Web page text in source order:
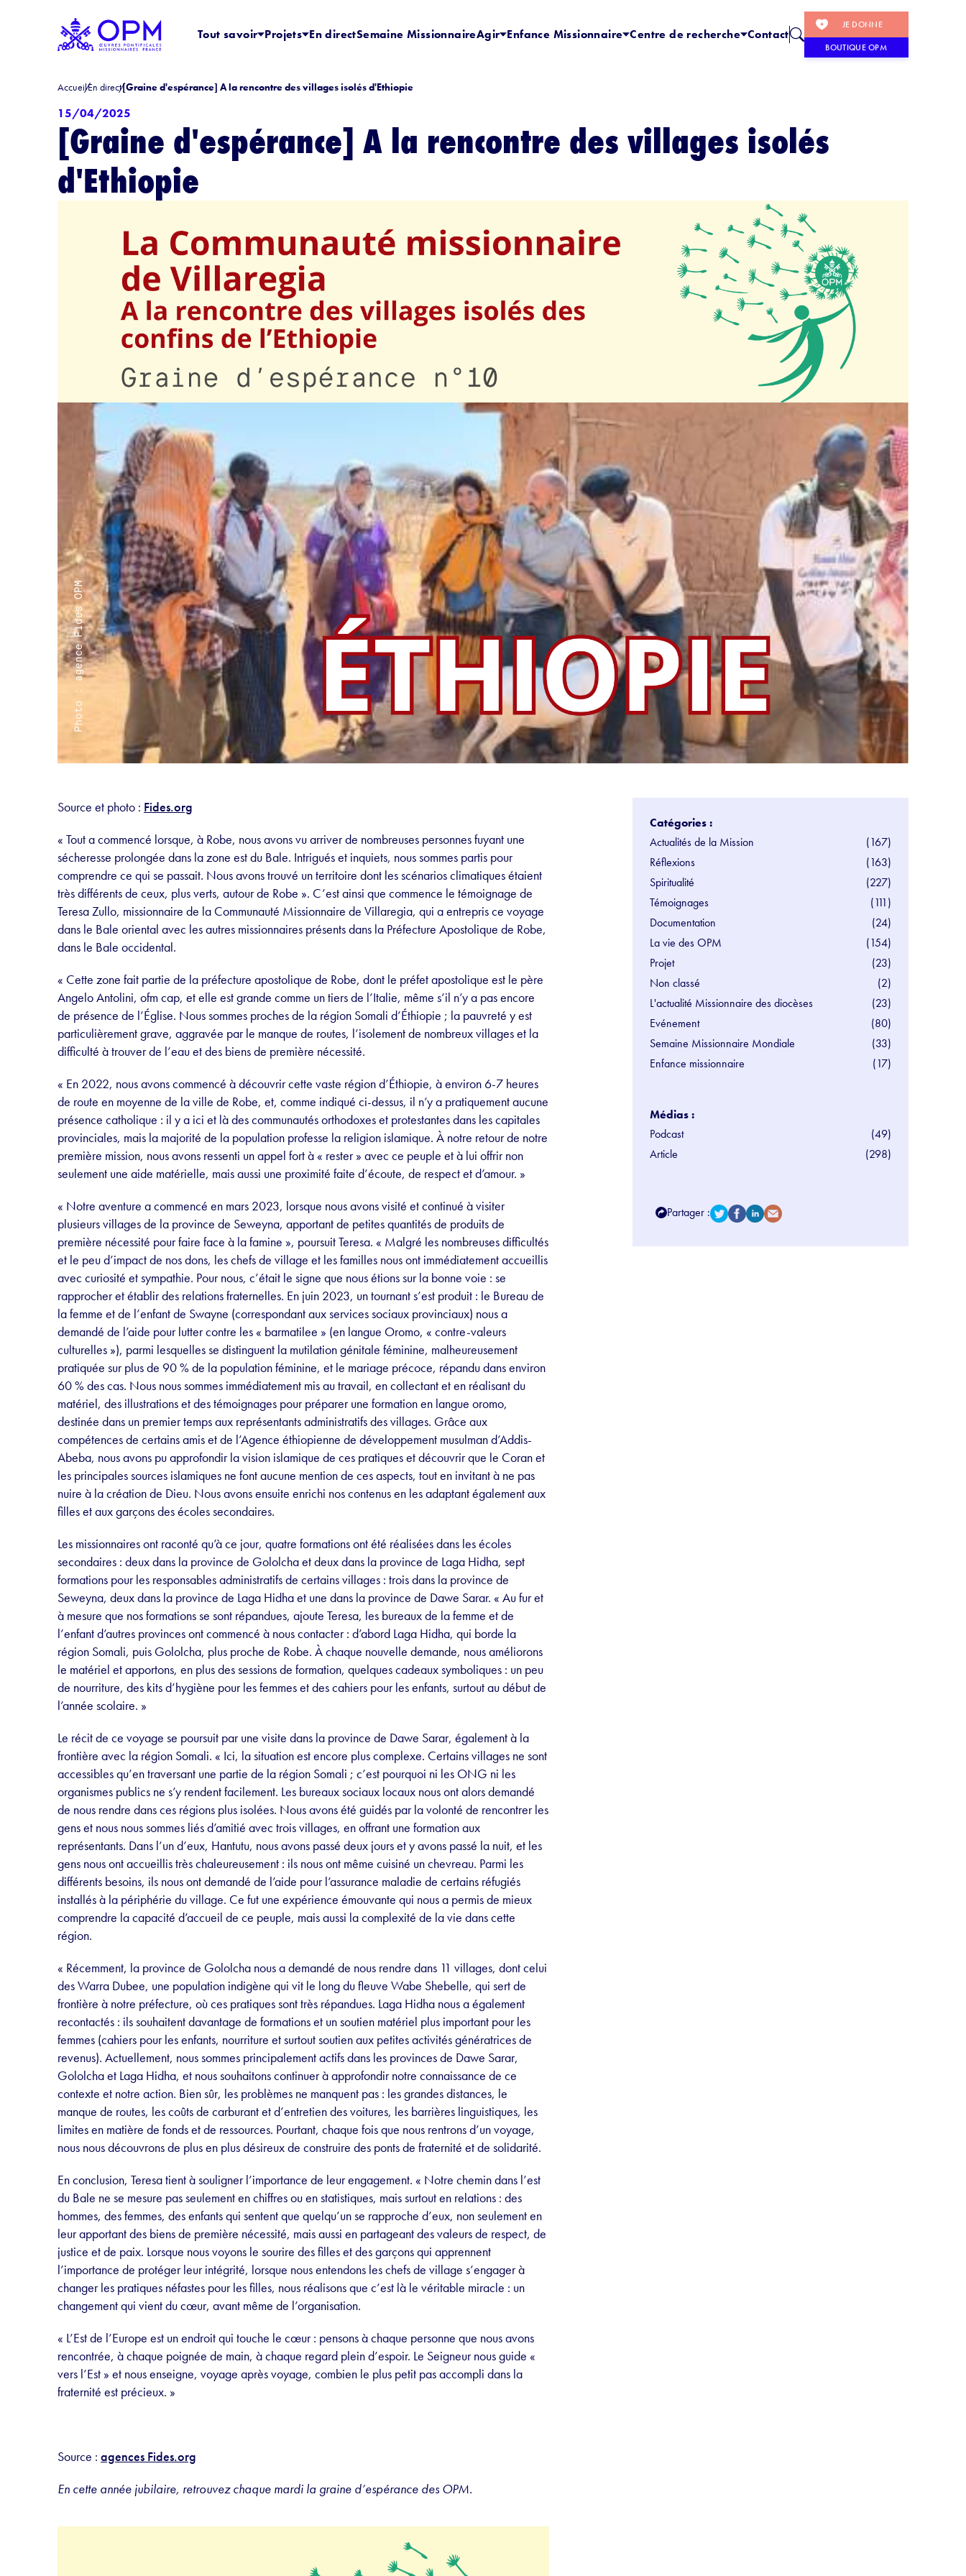
Tout savoir Projets En directSemaine MissionnaireAgir Enfance Missionnaire Centre de recherche Contact
JE DONNE
BOUTIQUE OPM
AccueilEn direct[Graine d'espérance] A la rencontre des villages isolés d'Ethiopie
15/04/2025
[Graine d'espérance] A la rencontre des villages isolés
d'Ethiopie
Source et photo : Fides.org
« Tout a commencé lorsque, à Robe, nous avons vu arriver de nombreuses personnes fuyant une
sécheresse prolongée dans la zone est du Bale. Intrigués et inquiets, nous sommes partis pour
comprendre ce qui se passait. Nous avons trouvé un territoire dont les scénarios climatiques étaient
très différents de ceux, plus verts, autour de Robe ». C’est ainsi que commence le témoignage de
Teresa Zullo, missionnaire de la Communauté Missionnaire de Villaregia, qui a entrepris ce voyage
dans le Bale oriental avec les autres missionnaires présents dans la Préfecture Apostolique de Robe,
dans le Bale occidental.
« Cette zone fait partie de la préfecture apostolique de Robe, dont le préfet apostolique est le père
Angelo Antolini, ofm cap, et elle est grande comme un tiers de l’Italie, même s’il n’y a pas encore
de présence de l’Église. Nous sommes proches de la région Somali d’Éthiopie ; la pauvreté y est
particulièrement grave, aggravée par le manque de routes, l’isolement de nombreux villages et la
difficulté à trouver de l’eau et des biens de première nécessité.
« En 2022, nous avons commencé à découvrir cette vaste région d’Éthiopie, à environ 6-7 heures
de route en moyenne de la ville de Robe, et, comme indiqué ci-dessus, il n’y a pratiquement aucune
présence catholique : il y a ici et là des communautés orthodoxes et protestantes dans les capitales
provinciales, mais la majorité de la population professe la religion islamique. À notre retour de notre
première mission, nous avons ressenti un appel fort à « rester » avec ce peuple et à lui offrir non
seulement une aide matérielle, mais aussi une proximité faite d’écoute, de respect et d’amour. »
« Notre aventure a commencé en mars 2023, lorsque nous avons visité et continué à visiter
plusieurs villages de la province de Seweyna, apportant de petites quantités de produits de
première nécessité pour faire face à la famine », poursuit Teresa. « Malgré les nombreuses difficultés
et le peu d’impact de nos dons, les chefs de village et les familles nous ont immédiatement accueillis
avec curiosité et sympathie. Pour nous, c’était le signe que nous étions sur la bonne voie : se
rapprocher et établir des relations fraternelles. En juin 2023, un tournant s’est produit : le Bureau de
la femme et de l’enfant de Swayne (correspondant aux services sociaux provinciaux) nous a
demandé de l’aide pour lutter contre les « barmatilee » (en langue Oromo, « contre-valeurs
culturelles »), parmi lesquelles se distinguent la mutilation génitale féminine, malheureusement
pratiquée sur plus de 90 % de la population féminine, et le mariage précoce, répandu dans environ
60 % des cas. Nous nous sommes immédiatement mis au travail, en collectant et en réalisant du
matériel, des illustrations et des témoignages pour préparer une formation en langue oromo,
destinée dans un premier temps aux représentants administratifs des villages. Grâce aux
compétences de certains amis et de l’Agence éthiopienne de développement musulman d’Addis-
Abeba, nous avons pu approfondir la vision islamique de ces pratiques et découvrir que le Coran et
les principales sources islamiques ne font aucune mention de ces aspects, tout en invitant à ne pas
nuire à la création de Dieu. Nous avons ensuite enrichi nos contenus en les adaptant également aux
filles et aux garçons des écoles secondaires.
Les missionnaires ont raconté qu’à ce jour, quatre formations ont été réalisées dans les écoles
secondaires : deux dans la province de Gololcha et deux dans la province de Laga Hidha, sept
formations pour les responsables administratifs de certains villages : trois dans la province de
Seweyna, deux dans la province de Laga Hidha et une dans la province de Dawe Sarar. « Au fur et
à mesure que nos formations se sont répandues, ajoute Teresa, les bureaux de la femme et de
l’enfant d’autres provinces ont commencé à nous contacter : d’abord Laga Hidha, qui borde la
région Somali, puis Gololcha, plus proche de Robe. À chaque nouvelle demande, nous améliorons
le matériel et apportons, en plus des sessions de formation, quelques cadeaux symboliques : un peu
de nourriture, des kits d’hygiène pour les femmes et des cahiers pour les enfants, surtout au début de
l’année scolaire. »
Le récit de ce voyage se poursuit par une visite dans la province de Dawe Sarar, également à la
frontière avec la région Somali. « Ici, la situation est encore plus complexe. Certains villages ne sont
accessibles qu’en traversant une partie de la région Somali ; c’est pourquoi ni les ONG ni les
organismes publics ne s’y rendent facilement. Les bureaux sociaux locaux nous ont alors demandé
de nous rendre dans ces régions plus isolées. Nous avons été guidés par la volonté de rencontrer les
gens et nous nous sommes liés d’amitié avec trois villages, en offrant une formation aux
représentants. Dans l’un d’eux, Hantutu, nous avons passé deux jours et y avons passé la nuit, et les
gens nous ont accueillis très chaleureusement : ils nous ont même cuisiné un chevreau. Parmi les
différents besoins, ils nous ont demandé de l’aide pour l’assurance maladie de certains réfugiés
installés à la périphérie du village. Ce fut une expérience émouvante qui nous a permis de mieux
comprendre la capacité d’accueil de ce peuple, mais aussi la complexité de la vie dans cette
région.
« Récemment, la province de Gololcha nous a demandé de nous rendre dans 11 villages, dont celui
des Warra Dubee, une population indigène qui vit le long du fleuve Wabe Shebelle, qui sert de
frontière à notre préfecture, où ces pratiques sont très répandues. Laga Hidha nous a également
recontactés : ils souhaitent davantage de formations et un soutien matériel plus important pour les
femmes (cahiers pour les enfants, nourriture et surtout soutien aux petites activités génératrices de
revenus). Actuellement, nous sommes principalement actifs dans les provinces de Dawe Sarar,
Gololcha et Laga Hidha, et nous souhaitons continuer à approfondir notre connaissance de ce
contexte et notre action. Bien sûr, les problèmes ne manquent pas : les grandes distances, le
manque de routes, les coûts de carburant et d’entretien des voitures, les barrières linguistiques, les
limites en matière de fonds et de ressources. Pourtant, chaque fois que nous rentrons d’un voyage,
nous nous découvrons de plus en plus désireux de construire des ponts de fraternité et de solidarité.
En conclusion, Teresa tient à souligner l’importance de leur engagement. « Notre chemin dans l’est
du Bale ne se mesure pas seulement en chiffres ou en statistiques, mais surtout en relations : des
hommes, des femmes, des enfants qui sentent que quelqu’un se rapproche d’eux, non seulement en
leur apportant des biens de première nécessité, mais aussi en partageant des valeurs de respect, de
justice et de paix. Lorsque nous voyons le sourire des filles et des garçons qui apprennent
l’importance de protéger leur intégrité, lorsque nous entendons les chefs de village s’engager à
changer les pratiques néfastes pour les filles, nous réalisons que c’est là le véritable miracle : un
changement qui vient du cœur, avant même de l’organisation.
« L’Est de l’Europe est un endroit qui touche le cœur : pensons à chaque personne que nous avons
rencontrée, à chaque poignée de main, à chaque regard plein d’espoir. Le Seigneur nous guide «
vers l’Est » et nous enseigne, voyage après voyage, combien le plus petit pas accompli dans la
fraternité est précieux. »
Source : agences Fides.org
En cette année jubilaire, retrouvez chaque mardi la graine d’espérance des OPM.
Catégories :
Actualités de la Mission
(167)
Réflexions
(163)
Spiritualité
(227)
Témoignages
(111)
Documentation
(24)
La vie des OPM
(154)
Projet
(23)
Non classé
(2)
L'actualité Missionnaire des diocèses
(23)
Evénement
(80)
Semaine Missionnaire Mondiale
(33)
Enfance missionnaire
(17)
Médias :
Podcast
(49)
Article
(298)
Partager :